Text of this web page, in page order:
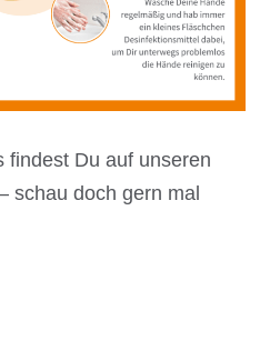
findest Du auf unseren
schau doch gern mal